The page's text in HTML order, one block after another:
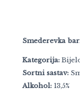
Smederevka
Kategorija:
Sortni sastav:
Alkohol: 13,5%